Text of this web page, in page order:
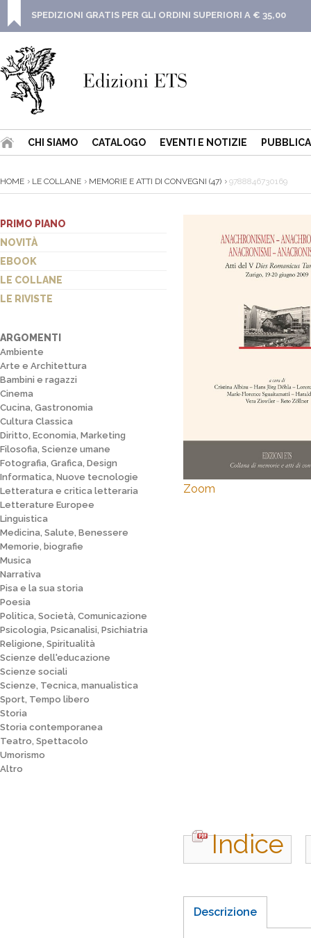
SPEDIZIONI GRATIS PER GLI ORDINI SUPERIORI A € 35,00
CHI SIAMO CATALOGO EVENTI E NOTIZIE
HOME LE COLLANE MEMORIE E ATTI DI CONVEGNI (47) 9788846730169
PRIMO PIANO
NOVITÀ
EBOOK
LE COLLANE
LE RIVISTE
ARGOMENTI
Ambiente
Arte e Architettura
Bambini e ragazzi
Cinema
Cucina, Gastronomia
Cultura Classica
Diritto, Economia, Marketing
Filosofia, Scienze umane
Fotografia, Grafica, Design
Informatica, Nuove tecnologie
Letteratura e critica letteraria
Letterature Europee
Linguistica
Medicina, Salute, Benessere
Memorie, biografie
Musica
Narrativa
Pisa e la sua storia
Poesia
Politica, Società, Comunicazione
Psicologia, Psicanalisi, Psichiatria
Religione, Spiritualità
Scienze dell'educazione
Scienze sociali
Scienze, Tecnica, manualistica
Sport, Tempo libero
Storia
Storia contemporanea
Teatro, Spettacolo
Umorismo
Altro
Zoom
Indice
Descrizione